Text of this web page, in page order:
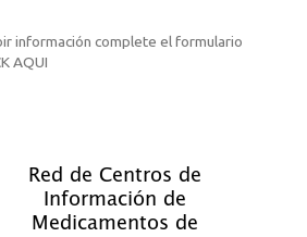
información complete el formulario
AQUI